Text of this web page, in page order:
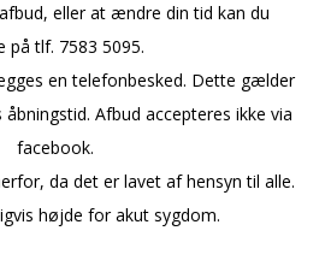
eller at ændre din tid kan du
på tlf. 7583 5095.
en telefonbesked. Dette gælder
Afbud accepteres ikke via
facebook.
da det er lavet af hensyn til alle.
højde for akut sygdom.